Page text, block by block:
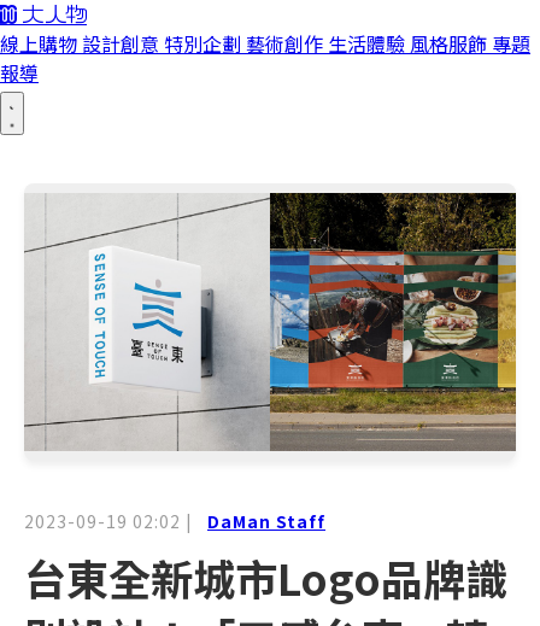
線上購物 設計創意 特別企劃 藝術創作 生活體驗 風格服飾 專題
報導
2023-09-19 02:02 | DaMan Staff
台東全新城市Logo品牌識